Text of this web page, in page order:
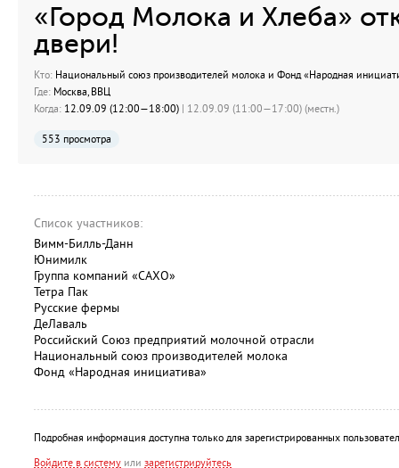
«Город Молока и Хлеба»
двери!
Кто: Национальный союз производителей молока и Фонд «Народная
Где: Москва, ВВЦ
Когда: 12.09.09 (12:00—18:00) | 12.09.09 (11:00—17:00) (местн.)
553 просмотра
Список участников:
Вимм-Билль-Данн
Юнимилк
Группа компаний «САХО»
Тетра Пак
Русские фермы
ДеЛаваль
Российский Союз предприятий молочной отрасли
Национальный союз производителей молока
Фонд «Народная инициатива»
Подробная информация доступна только для зарегистрированных
Войдите в систему или зарегистрируйтесь